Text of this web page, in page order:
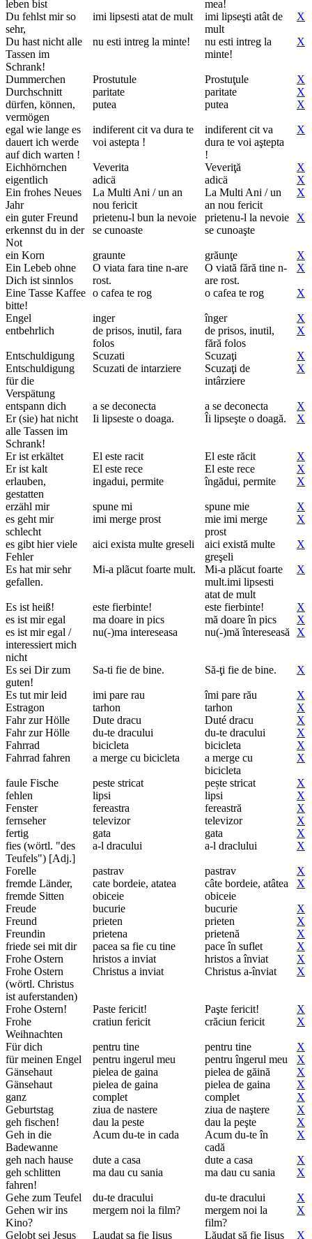
leben bist
mea!
Du fehlst mir so
sehr,
imi lipsesti atat de mult
imi lipseşti atât de
mult
X
Du hast nicht alle
Tassen im
Schrank!
nu esti intreg la minte!
nu esti intreg la
minte!
X
Dummerchen Prostutule Prostuţule
X
Durchschnitt
paritate paritate
X
dürfen, können,
vermögen
putea putea X
egal wie lange es
dauert ich werde
auf dich warten !
indiferent cit va dura te
voi astepta !
indiferent cit va
dura te voi aştepta
!
X
Eichhörnchen Veverita Veveriţă
X
eigentlich
adicä adicä
X
Ein frohes Neues
Jahr
La Multi Ani / un an
nou fericit
La Multi Ani / un
an nou fericit
X
ein guter Freund
erkennst du in der
Not
prietenu-l bun la nevoie
se cunoaste
prietenu-l la nevoie
se cunoaşte
X
ein Korn graunte grăunţe
X
Ein Lebeb ohne
Dich ist sinnlos
O viata fara tine n-are
rost.
O viată fără tine n-
are rost.
X
Eine Tasse Kaffee
bitte!
o cafea te rog o cafea te rog X
Engel inger înger
X
entbehrlich
de prisos, inutil, fara
folos
de prisos, inutil,
fără folos
X
Entschuldigung Scuzati Scuzaţi
X
Entschuldigung
für die
Verspätung
Scuzati de intarziere
Scuzaţi de
intârziere
X
entspann dich a se deconecta a se deconecta
X
Er (sie) hat nicht
alle Tassen im
Schrank!
Ii lipseste o doaga. Îi lipseşte o doagă. X
Er ist erkältet El este racit El este răcit
X
Er ist kalt
El este rece El este rece
X
erlauben,
gestatten
ingadui, permite îngădui, permite X
erzähl mir spune mi spune mie
X
es geht mir
schlecht
imi merge prost
mie imi merge
prost
X
es gibt hier viele
Fehler
aici exista multe greseli
aici există multe
greşeli
X
Es hat mir sehr
gefallen.
Mi-a plãcut foarte mult.
Mi-a plăcut foarte
mult.imi lipsesti
atat de mult
X
Es ist heiß! este fierbinte! este fierbinte!
X
es ist mir egal
ma doare in pics mă doare în pics
X
es ist mir egal /
interessiert mich
nicht
nu(-)ma intereseasa nu(-)mă întereseasă X
Es sei Dir zum
guten!
Sa-ti fie de bine. Să-ţi fie de bine. X
Es tut mir leid imi pare rau îmi pare rău
X
Estragon
tarhon tarhon
X
Fahr zur Hölle
Dute dracu Duté dracu
X
Fahr zur Hölle
du-te dracului du-te dracului
X
Fahrrad
bicicleta bicicleta
X
Fahrrad fahren
a merge cu bicicleta
a merge cu
bicicleta
X
faule Fische peste stricat pește stricat
X
fehlen
lipsi lipsi
X
Fenster
fereastra fereastră
X
fernseher
televizor televizor
X
fertig
gata gata
X
fies (wörtl. "des
Teufels") [Adj.]
a-l dracului a-l draclului X
Forelle pastrav pastrav
X
fremde Länder,
fremde Sitten
cate bordeie, atatea
obiceie
câte bordeie, atâtea
obiceie
X
Freude bucurie bucurie
X
Freund
prieten prieten
X
Freundin
prietena prietenă
X
friede sei mit dir
pacea sa fie cu tine pace în suflet
X
Frohe Ostern
hristos a inviat hristos a înviat
X
Frohe Ostern
(wörtl. Christus
ist auferstanden)
Christus a inviat Christus a-înviat X
Frohe Ostern! Paste fericit! Paşte fericit!
X
Frohe
Weihnachten
cratiun fericit crăciun fericit X
Für dich pentru tine pentru tine
X
für meinen Engel
pentru ingerul meu pentru îngerul meu
X
Gänsehaut
pielea de gaina pielea de găină
X
Gänsehaut
pielea de gaina pielea de gaina
X
ganz
complet complet
X
Geburtstag
ziua de nastere ziua de naştere
X
geh fischen!
dau la peste dau la peşte
X
Geh in die
Badewanne
Acum du-te in cada
Acum du-te în
cadă
X
geh nach hause dute a casa dute a casa
X
geh schlitten
fahren!
ma dau cu sania ma dau cu sania X
Gehe zum Teufel du-te dracului du-te dracului
X
Gehen wir ins
Kino?
mergem noi la film?
mergem noi la
film?
X
Gelobt sei Jesus Laudat sa fie Iisus Lăudat să fie Iisus X